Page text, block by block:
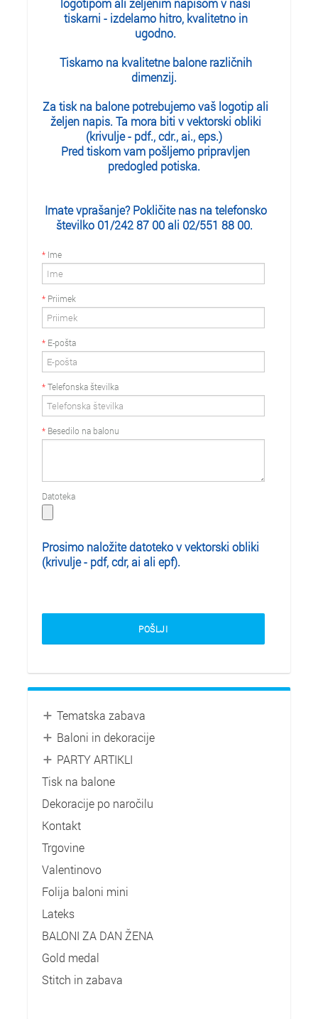
logotipom ali željenim napisom v naši
tiskarni - izdelamo hitro, kvalitetno in
ugodno.
Tiskamo na kvalitetne balone različnih
dimenzij.
Za tisk na balone potrebujemo vaš logotip ali
željen napis. Ta mora biti v vektorski obliki
(krivulje - pdf., cdr., ai., eps.)
Pred tiskom vam pošljemo pripravljen
predogled potiska.
Imate vprašanje? Pokličite nas na telefonsko
številko 01/242 87 00 ali 02/551 88 00.
* Ime
* Priimek
* E-pošta
*Telefonska številka
* Besedilo na balonu
Datoteka
Prosimo naložite datoteko v vektorski obliki
(krivulje - pdf, cdr, ai ali epf).
POŠLJI
Tematska zabava
Baloni in dekoracije
PARTY ARTIKLI
Tisk na balone
Dekoracije po naročilu
Kontakt
Trgovine
Valentinovo
Folija baloni mini
Lateks
BALONI ZA DAN ŽENA
Gold medal
Stitch in zabava